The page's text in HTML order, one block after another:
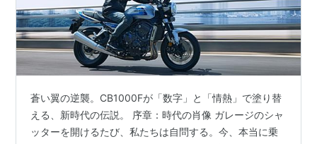
蒼い翼の逆襲。CB1000Fが「数字」と「情熱」で塗り替
える、新時代の伝説。 序章：時代の肖像 ガレージのシャ
ッターを開けるたび、私たちは自問する。今、本当に乗